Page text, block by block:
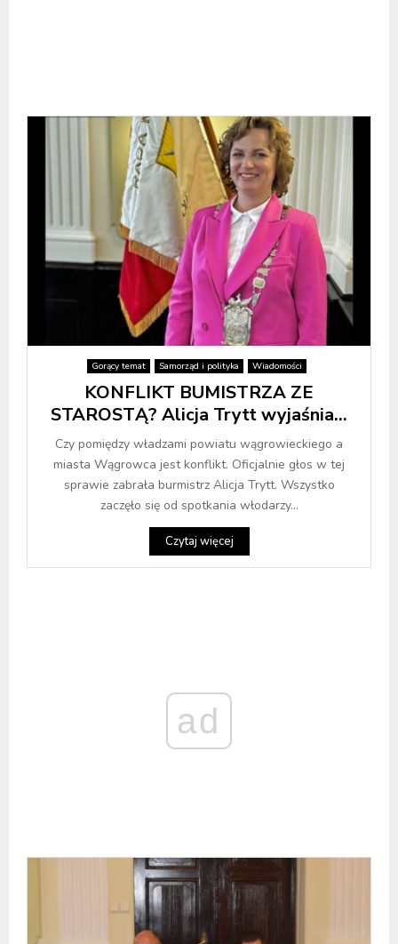
Gorący temat Samorząd i polityka Wiadomości
KONFLIKT BUMISTRZA ZE
STAROSTĄ? Alicja Trytt wyjaśnia…
Czy pomiędzy władzami powiatu wągrowieckiego a
miasta Wągrowca jest konflikt. Oficjalnie głos w tej
sprawie zabrała burmistrz Alicja Trytt. Wszystko
zaczęło się od spotkania włodarzy...
Czytaj więcej
ad